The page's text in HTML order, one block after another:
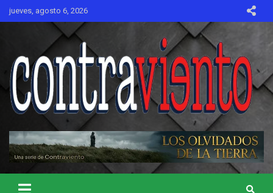
Skip
jueves, agosto 6, 2026
CONTRAVIENTO